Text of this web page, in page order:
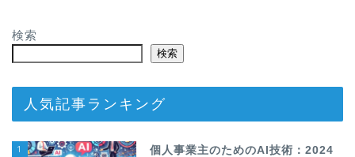
検索
検索
人気記事ランキング
1
個人事業主のためのAI技術：2024